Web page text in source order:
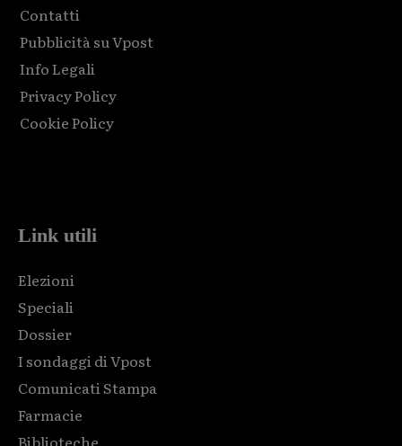
Contatti
Pubblicità su Vpost
Info Legali
Privacy Policy
Cookie Policy
Link utili
Elezioni
Speciali
Dossier
I sondaggi di Vpost
Comunicati Stampa
Farmacie
Biblioteche